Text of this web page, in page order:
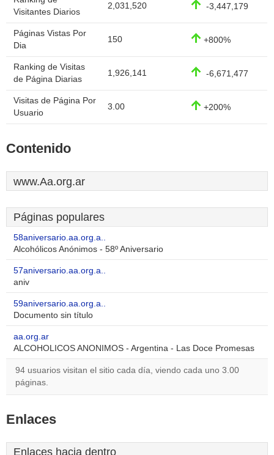
Visitantes Diarios
2,031,520 -3,447,179
Páginas Vistas Por
Dia
150 +800%
Ranking de Visitas
de Página Diarias
1,926,141 -6,671,477
Visitas de Página Por
Usuario
3.00 +200%
Contenido
www.Aa.org.ar
Páginas populares
58aniversario.aa.org.a..
Alcohólicos Anónimos - 58º Aniversario
57aniversario.aa.org.a..
aniv
59aniversario.aa.org.a..
Documento sin título
aa.org.ar
ALCOHOLICOS ANONIMOS - Argentina - Las Doce Promesas
94 usuarios visitan el sitio cada día, viendo cada uno 3.00
páginas.
Enlaces
Enlaces hacia dentro